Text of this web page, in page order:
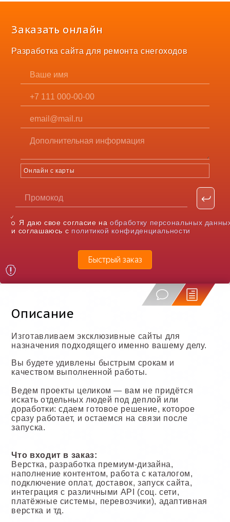
Заказать онлайн
Разработка сайта для ремонта снегоходов
Онлайн с карты
Я даю свое согласие наобработку персональных
и соглашаюсь с политикой конфиденциальности
Быстрый заказ
Описание
Изготавливаем эксклюзивные сайты для
назначения подходящего именно вашему делу.
Вы будете удивлены быстрым срокам и
качеством выполненной работы.
Ведем проекты целиком — вам не придётся
искать отдельных людей под деплой или
доработки: сдаем готовое решение, которое
сразу работает, и остаемся на связи после
запуска.
Что входит в заказ:
Верстка, разработка премиум-дизайна,
наполнение контентом, работа с каталогом,
подключение оплат, доставок, запуск сайта,
интеграция с различными API (соц. сети,
платёжные системы, перевозчики), адаптивная
верстка и тд.